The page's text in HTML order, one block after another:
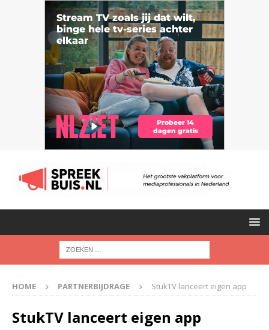
HOME PARTNERBIJDRAGE StukTV lanceert eigen app
StukTV lanceert eigen app